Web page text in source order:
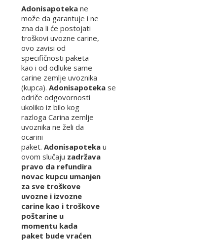
Adonisapoteka ne
može da garantuje i ne
zna da li će postojati
troškovi uvozne carine,
ovo zavisi od
specifičnosti paketa
kao i od odluke same
carine zemlje uvoznika
(kupca). Adonisapoteka se
odriče odgovornosti
ukoliko iz bilo kog
razloga Carina zemlje
uvoznika ne želi da
ocarini
paket. Adonisapoteka u
ovom slučaju zadržava
pravo da refundira
novac kupcu umanjen
za sve troškove
uvozne i izvozne
carine kao i troškove
poštarine u
momentu kada
paket bude vraćen.